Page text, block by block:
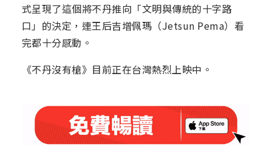
式呈現了這個將不丹推向「文明與傳統的十字路
口」的決定，連王后吉增佩瑪（Jetsun Pema）看
完都十分感動。
《不丹沒有槍》目前正在台灣熱烈上映中。